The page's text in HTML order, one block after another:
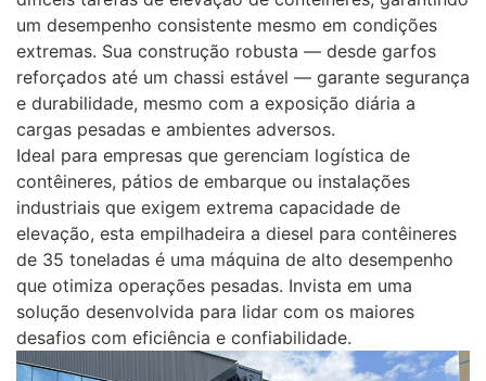
um desempenho consistente mesmo em condições
extremas. Sua construção robusta — desde garfos
reforçados até um chassi estável — garante segurança
e durabilidade, mesmo com a exposição diária a
cargas pesadas e ambientes adversos.
Ideal para empresas que gerenciam logística de
contêineres, pátios de embarque ou instalações
industriais que exigem extrema capacidade de
elevação, esta empilhadeira a diesel para contêineres
de 35 toneladas é uma máquina de alto desempenho
que otimiza operações pesadas. Invista em uma
solução desenvolvida para lidar com os maiores
desafios com eficiência e confiabilidade.